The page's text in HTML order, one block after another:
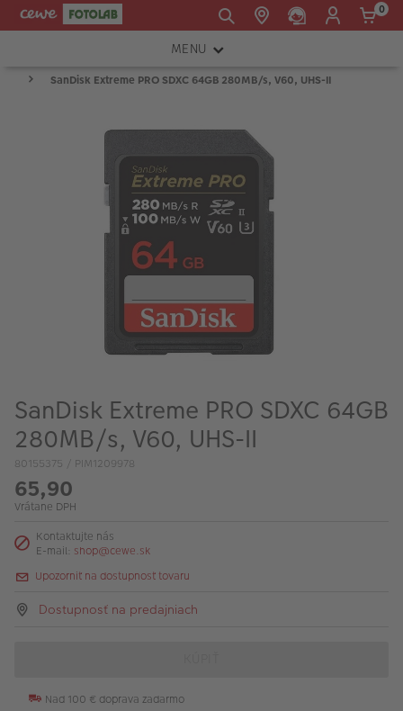
E-mail:
0
MENU
FOTOAPARÁTY
TLAČIARNE A SKENERY
SanDisk Extreme PRO SDXC 64GB 280MB/s, V60, UHS-II
SanDisk Extreme PRO SDXC 64GB
280MB/s, V60, UHS-II
80155375 / PIM1209978
65,90
Vrátane DPH
Kontaktujte nás
E-mail: shop@cewe.sk
Upozorniť na dostupnosť tovaru
Dostupnosť na predajniach
Nad 100 € doprava zadarmo